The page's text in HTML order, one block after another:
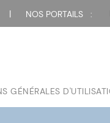
| NOS PORTAILS :
GÉNÉRALES